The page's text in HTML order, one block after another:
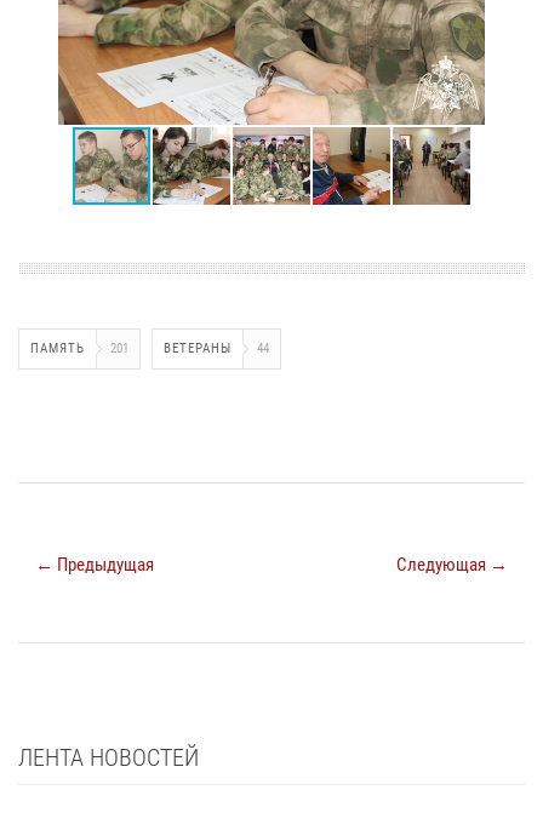
ПАМЯТЬ 201 ВЕТЕРАНЫ 44
← Предыдущая Следующая →
ЛЕНТА НОВОСТЕЙ